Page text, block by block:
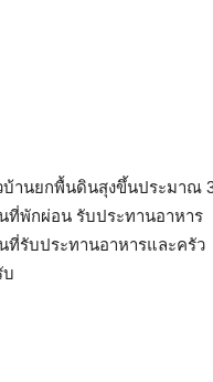
านยกพื้นดินสุงขึ้นประมาณ
ที่พักผ่อน รับประทานอาหาร
ที่รับประทานอาหารและครัว
บ